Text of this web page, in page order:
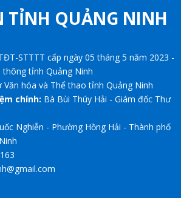
TỈNH QUẢNG NINH
STTTT cấp ngày 05 tháng 5 năm 2023 -
tỉnh Quảng Ninh
Văn hóa và Thể thao tỉnh Quảng Ninh
chính: Bà Bùi Thúy Hải - Giám đốc Thư
Nghiễn - Phường Hồng Hải - Thành phố